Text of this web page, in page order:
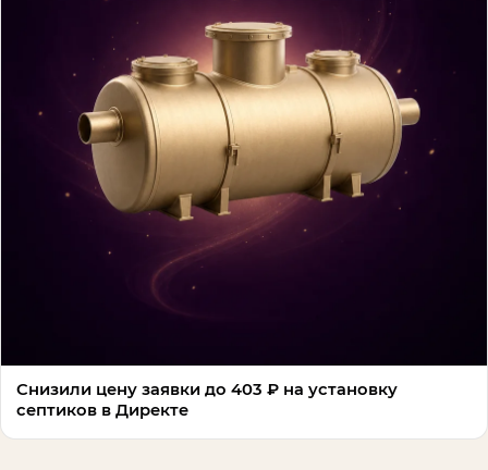
Снизили цену заявки до 403 ₽ на установку
септиков в Директе